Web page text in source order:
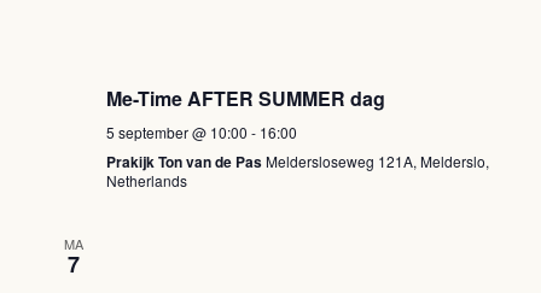
Me-Time AFTER SUMMER dag
5 september @ 10:00 - 16:00
Prakijk Ton van de PasMeldersloseweg 121A, Melderslo,
Netherlands
MA
7